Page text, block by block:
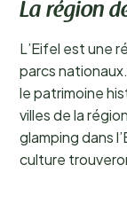
La région
L’Eifel est une
parcs
le patrimoine
villes de la
glamping dans
culture